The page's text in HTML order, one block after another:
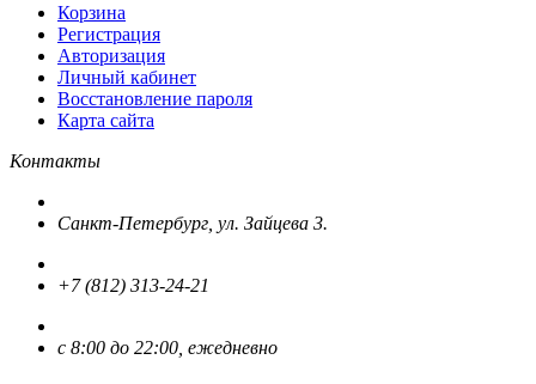
Корзина
Регистрация
Авторизация
Личный кабинет
Восстановление пароля
Карта сайта
Контакты
Санкт-Петербург, ул. Зайцева 3.
+7 (812) 313-24-21
с 8:00 до 22:00, ежедневно